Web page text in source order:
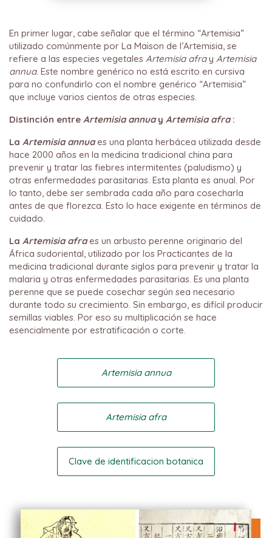
En primer lugar, cabe señalar que el término “Artemisia”
utilizado comúnmente por La Maison de l’Artemisia, se
refiere a las especies vegetales Artemisia afray Artemisia
annua. Este nombre genérico no está escrito en cursiva
para no confundirlo con el nombre genérico “Artemisia”
que incluye varios cientos de otras especies.
Distinción entre Artemisia annuay Artemisia afra:
La Artemisia annua es una planta herbácea utilizada desde
hace 2000 años en la medicina tradicional china para
prevenir y tratar las fiebres intermitentes (paludismo) y
otras enfermedades parasitarias. Esta planta es anual. Por
lo tanto, debe ser sembrada cada año para cosecharla
antes de que florezca. Esto lo hace exigente en términos de
cuidado.
La Artemisia afraes un arbusto perenne originario del
África sudoriental, utilizado por los Practicantes de la
medicina tradicional durante siglos para prevenir y tratar la
malaria y otras enfermedades parasitarias. Es una planta
perenne que se puede cosechar según sea necesario
durante todo su crecimiento. Sin embargo, es difícil producir
semillas viables. Por eso su multiplicación se hace
esencialmente por estratificación o corte.
Artemisia annua
Artemisia afra
Clave de identificacion botanica